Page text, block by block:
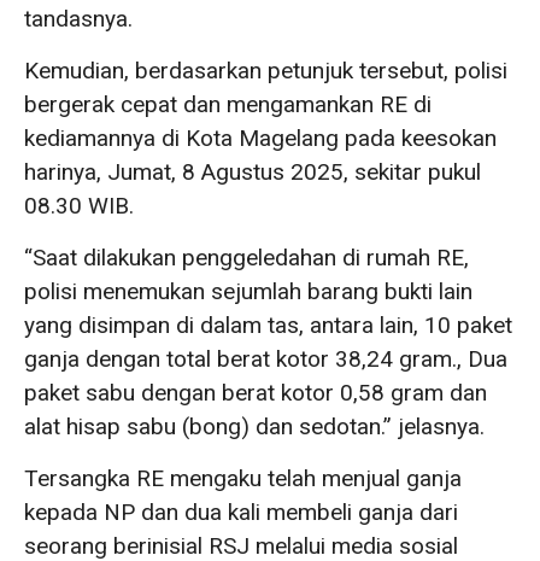
tandasnya.
Kemudian, berdasarkan petunjuk tersebut, polisi
bergerak cepat dan mengamankan RE di
kediamannya di Kota Magelang pada keesokan
harinya, Jumat, 8 Agustus 2025, sekitar pukul
08.30 WIB.
“Saat dilakukan penggeledahan di rumah RE,
polisi menemukan sejumlah barang bukti lain
yang disimpan di dalam tas, antara lain, 10 paket
ganja dengan total berat kotor 38,24 gram., Dua
paket sabu dengan berat kotor 0,58 gram dan
alat hisap sabu (bong) dan sedotan.” jelasnya.
Tersangka RE mengaku telah menjual ganja
kepada NP dan dua kali membeli ganja dari
seorang berinisial RSJ melalui media sosial